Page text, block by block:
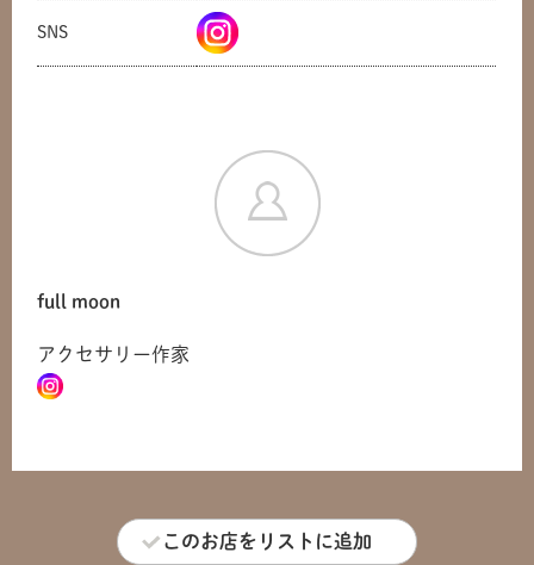
SNS
full moon
アクセサリー作家
このお店をリストに追加